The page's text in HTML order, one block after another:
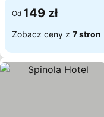
Od 149 zł
Zobacz ceny z 7 stron